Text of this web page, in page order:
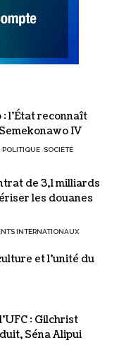
l’État reconnaît
IV
POLITIQUE SOCIÉTÉ
de 3,1 milliards
les douanes
INTERNATIONAUX
et l’unité du
: Gilchrist
Séna Alipui